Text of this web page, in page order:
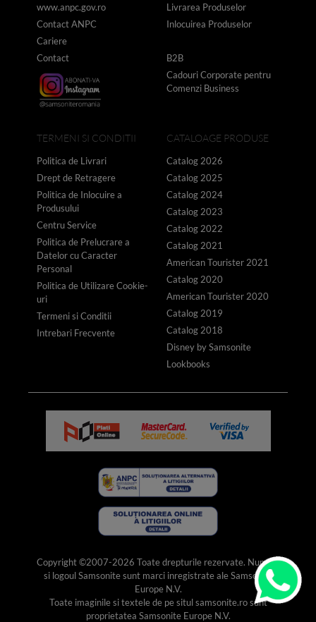
www.anpc.gov.ro
Contact ANPC
Cariere
Contact
Livrarea Produselor
Inlocuirea Produselor
B2B
Cadouri Corporate pentru
Comenzi Business
TERMENI SI CONDITII
Politica de Livrari
Drept de Retragere
Politica de Inlocuire a
Produsului
Centru Service
Politica de Prelucrare a
Datelor cu Caracter
Personal
Politica de Utilizare Cookie-
uri
Termeni si Conditii
Intrebari Frecvente
CATALOAGE PRODUSE
Catalog 2026
Catalog 2025
Catalog 2024
Catalog 2023
Catalog 2022
Catalog 2021
American Tourister 2021
Catalog 2020
American Tourister 2020
Catalog 2019
Catalog 2018
Disney by Samsonite
Lookbooks
Copyright ©2007-2026 Toate drepturile rezervate. Numele
si logoul Samsonite sunt marci inregistrate ale Samsonite
Europe N.V.
Toate imaginile si textele de pe situl samsonite.ro sunt
proprietatea Samsonite Europe N.V.